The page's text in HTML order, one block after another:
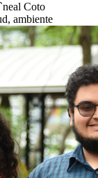
Coto
ambiente